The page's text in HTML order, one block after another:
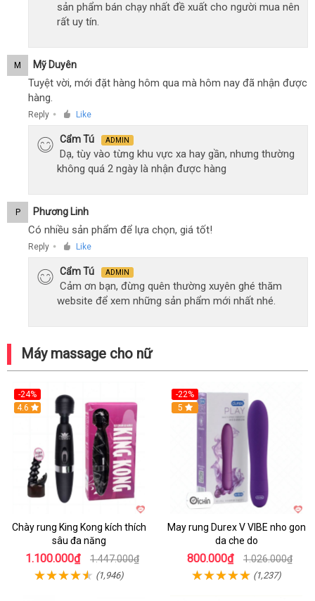
sản phẩm bán chạy nhất đề xuất cho người mua nên
rất uy tín.
M Mỹ Duyên
Tuyệt vời, mới đặt hàng hôm qua mà hôm nay đã nhận được
hàng.
Reply ● Like
Cẩm Tú ADMIN
Dạ, tùy vào từng khu vực xa hay gần, nhưng thường
không quá 2 ngày là nhận được hàng
P Phương Linh
Có nhiều sản phẩm để lựa chọn, giá tốt!
Reply ● Like
Cẩm Tú ADMIN
Cảm ơn bạn, đừng quên thường xuyên ghé thăm
website để xem những sản phẩm mới nhất nhé.
Máy massage cho nữ
-24%
4.6
Chày rung King Kong kích thích
sâu đa năng
1.100.000₫ 1.447.000₫
(1,946)
-22%
Hot
5
May rung Durex V VIBE nho gon
da che do
800.000₫ 1.026.000₫
(1,237)